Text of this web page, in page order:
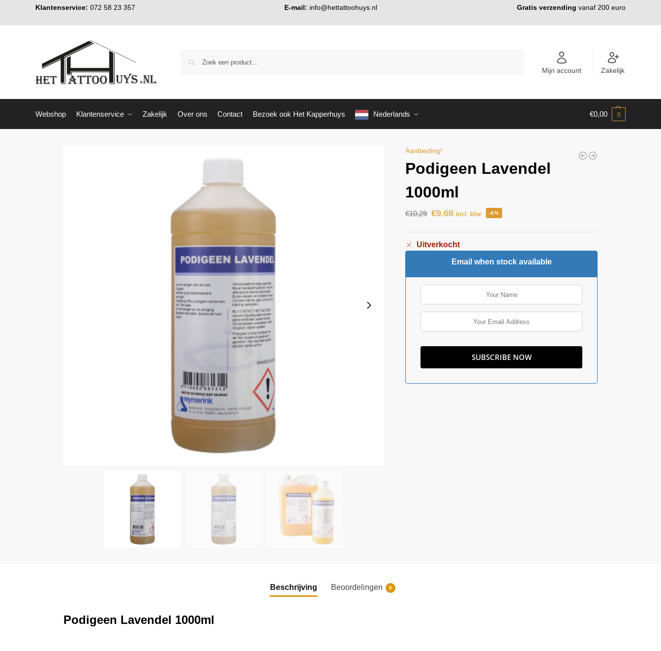
Klantenservice: 072 58 23 357 E-mail: info@hettattoohuys.nl Gratis verzending vanaf 200 euro
Mijn account Zakelijk
Webshop Klantenservice Zakelijk Over ons Contact Bezoek ook Het Kapperhuys Nederlands €0,00 0
Aanbieding!
Podigeen Lavendel
1000ml
€10,29 €9,68 incl. btw -6%
Uitverkocht
Email when stock available
Beschrijving Beoordelingen 0
Podigeen Lavendel 1000ml